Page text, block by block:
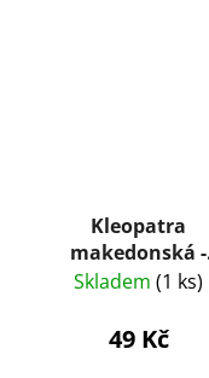
Kleopatra
makedonská -
Pilátova milenka
Skladem (1 ks)
49 Kč